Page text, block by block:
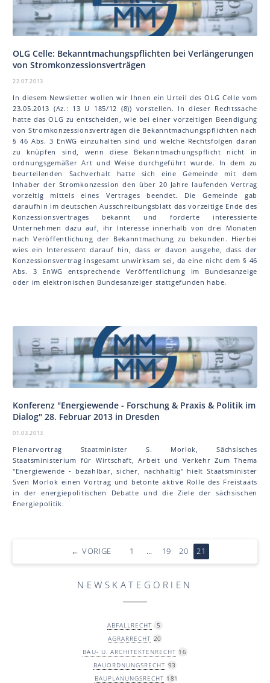
OLG Celle: Bekanntmachungspflichten bei Verlängerungen
von Stromkonzessionsverträgen
22.07.2013
In diesem Newsletter wollen wir Ihnen ein Urteil des OLG Celle vom
23.05.2013 (Az.: 13 U 185/12 (8)) vorstellen. In dieser Rechtssache
hatte das OLG zu entscheiden, wie bei einer vorzeitigen Beendigung
von Stromkonzessionsverträgen die Bekanntmachungspflichten nach
§ 46 Abs. 3 EnWG einzuhalten sind und welche Rechtsfolgen daran
zu knüpfen sind, wenn diese Bekanntmachungspflicht nicht in
ordnungsgemäßer Art und Weise durchgeführt wurde. In dem zu
beurteilenden Sachverhalt hatte sich eine Gemeinde mit dem
Inhaber der Stromkonzession den über 20 Jahre laufenden Vertrag
vorzeitig mittels eines Vertrages beendet. Die Gemeinde gab
daraufhin im deutschen Ausschreibungsblatt das vorzeitige Ende des
Konzessionsvertrages bekannt und forderte interessierte
Unternehmen dazu auf, ihr Interesse innerhalb von drei Monaten
nach Veröffentlichung der Bekanntmachung zu bekunden. Hierbei
wies ein Interessent darauf hin, dass er davon ausgehe, dass der
Konzessionsvertrag insgesamt unwirksam sei, da eine nicht dem § 46
Abs. 3 EnWG entsprechende Veröffentlichung im Bundesanzeige
oder im elektronischen Bundesanzeiger stattgefunden habe.
Konferenz "Energiewende - Forschung & Praxis & Politik im
Dialog" 28. Februar 2013 in Dresden
01.03.2013
Plenarvortrag Staatminister S. Morlok, Sächsisches
Staatsministerium für Wirtschaft, Arbeit und Verkehr Zum Thema
"Energiewende - bezahlbar, sicher, nachhaltig" hielt Staatsminister
Sven Morlok einen Vortrag und betonte aktive Rolle des Freistaats
in der energiepolitischen Debatte und die Ziele der sächsischen
Energiepolitik.
← VORIGE 1 … 19 20 21
NEWSKATEGORIEN
ABFALLRECHT
5
AGRARRECHT 20
BAU- U. ARCHITEKTENRECHT 16
BAUORDNUNGSRECHT 93
BAUPLANUNGSRECHT 181